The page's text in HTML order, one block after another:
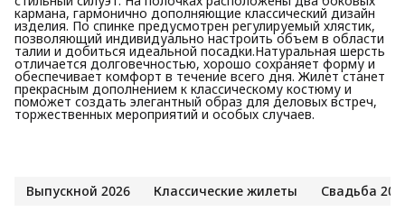
кармана, гармонично дополняющие классический дизайн
изделия. По спинке предусмотрен регулируемый хлястик,
позволяющий индивидуально настроить объем в области
талии и добиться идеальной посадки.Натуральная шерсть
отличается долговечностью, хорошо сохраняет форму и
обеспечивает комфорт в течение всего дня. Жилет станет
прекрасным дополнением к классическому костюму и
поможет создать элегантный образ для деловых встреч,
торжественных мероприятий и особых случаев.
Выпускной 2026 Классические жилеты Свадьба